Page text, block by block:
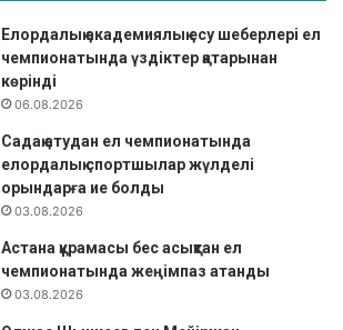
Елордалық академиялық есу шеберлері ел
чемпионатында үздіктер қатарынан
көрінді
06.08.2026
Садақ атудан ел чемпионатында
елордалық спортшылар жүлделі
орындарға ие болды
03.08.2026
Астана құрамасы бес асықтан ел
чемпионатында жеңімпаз атанды
03.08.2026